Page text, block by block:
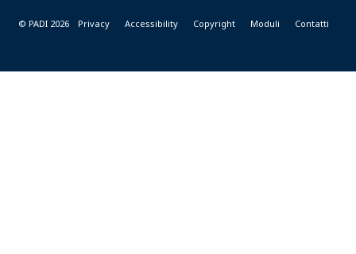
© PADI 2026 Privacy Accessibility Copyright Moduli Contatti